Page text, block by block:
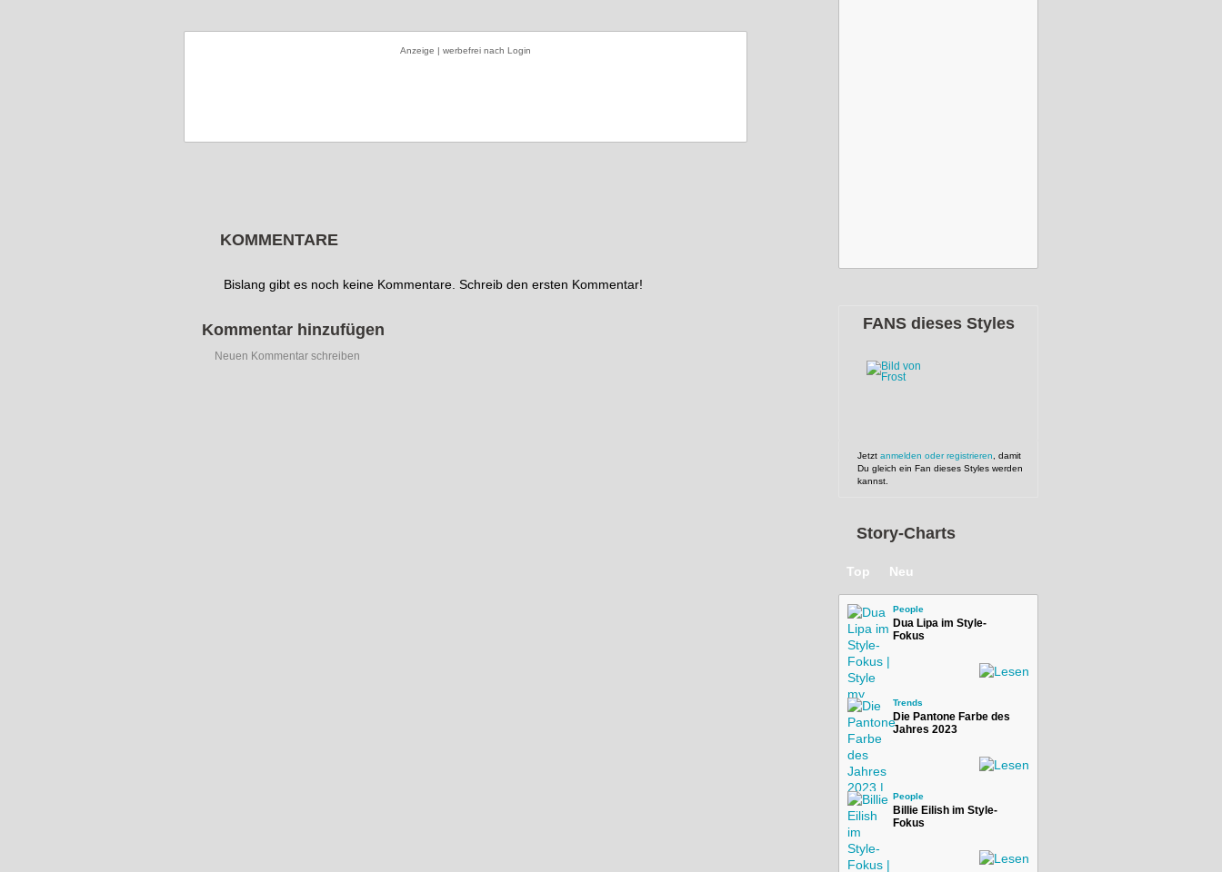
Anzeige | werbefrei nach Login
KOMMENTARE
Bislang gibt es noch keine Kommentare. Schreib den ersten Kommentar!
Kommentar hinzufügen
Neuen Kommentar schreiben
FANS dieses Styles
Jetzt anmelden oder registrieren , damit
Du gleich ein Fan dieses Styles werden
kannst.
Story-Charts
Top Neu
People
Dua Lipa im Style-
Fokus
Trends
Die Pantone Farbe des
Jahres 2023
People
Billie Eilish im Style-
Fokus